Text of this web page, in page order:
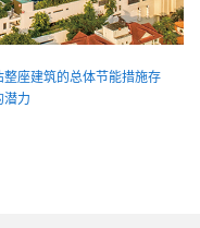
整座建筑的总体节能措施存
潜力